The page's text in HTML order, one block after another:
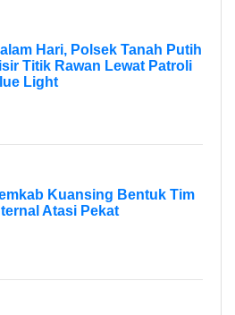
Hari, Polsek Tanah Putih
Titik Rawan Lewat Patroli
Light
Kuansing Bentuk Tim
Atasi Pekat